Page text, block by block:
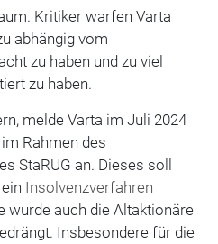
Kritiker warfen Varta
abhängig vom
zu haben und zu viel
zu haben.
melde Varta im Juli 2024
Rahmen des
StaRUG an. Dieses soll
Insolvenzverfahren
wurde auch die Altaktionäre
Insbesondere für die